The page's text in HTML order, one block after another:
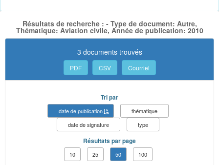
Résultats de recherche : - Type de document: Autre,
Thématique: Aviation civile, Année de publication: 2010
3 documents trouvés
PDF CSV Courriel
Tri par
date de publication
thématique
date de signature
type
Résultats par page
10 25 50 100